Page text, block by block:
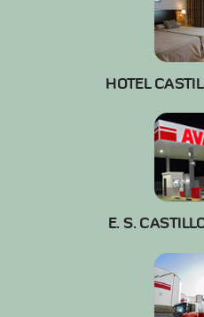
HOTEL
E. S.